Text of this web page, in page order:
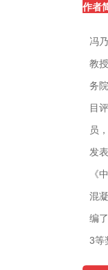
作者
冯
教
务
目
员
发
《
混
编
3等